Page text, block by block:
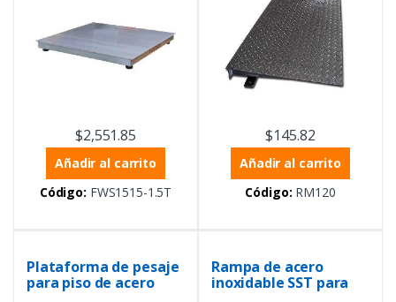
$2,551.85
Añadir al carrito
Código: FWS1515-1.5T
$145.82
Añadir al carrito
Código: RM120
Plataforma de pesaje
para piso de acero
Rampa de acero
inoxidable SST para